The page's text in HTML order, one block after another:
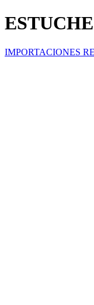
IMPORTACIONES